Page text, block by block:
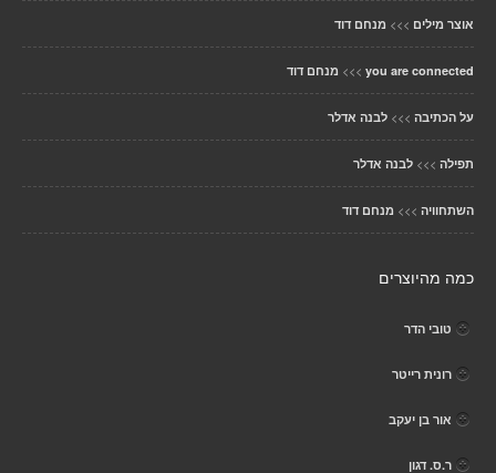
אוצר מילים >>> מנחם דוד
you are connected
>>> מנחם דוד
על הכתיבה >>> לבנה אדלר
תפילה >>> לבנה אדלר
השתחוויה >>> מנחם דוד
כמה מהיוצרים
טובי הדר
רונית רייטר
אור בן יעקב
ר.ס. דגון